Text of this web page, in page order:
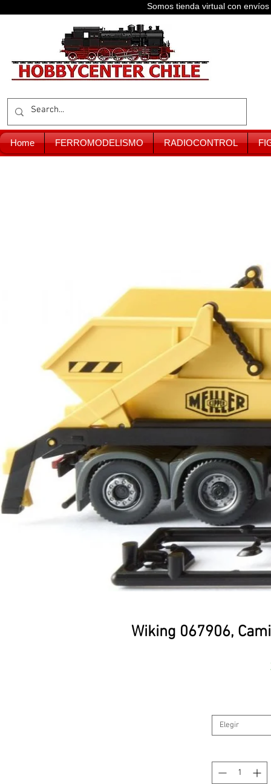
Somos tienda virtual con
Home FERROMODELISMO RADIOCONTROL
Wiking 067906,
Elegir